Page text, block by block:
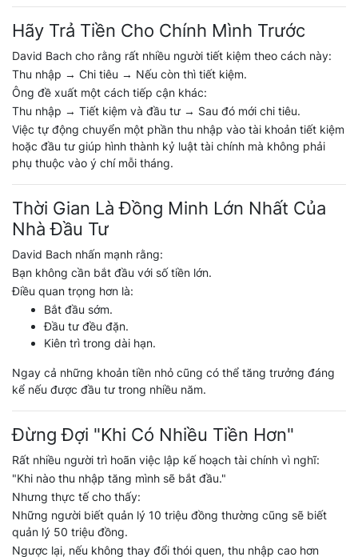
Hãy Trả Tiền Cho Chính Mình Trước
David Bach cho rằng rất nhiều người tiết kiệm theo cách này:
Thu nhập → Chi tiêu → Nếu còn thì tiết kiệm.
Ông đề xuất một cách tiếp cận khác:
Thu nhập → Tiết kiệm và đầu tư → Sau đó mới chi tiêu.
Việc tự động chuyển một phần thu nhập vào tài khoản tiết kiệm
hoặc đầu tư giúp hình thành kỷ luật tài chính mà không phải
phụ thuộc vào ý chí mỗi tháng.
Thời Gian Là Đồng Minh Lớn Nhất Của
Nhà Đầu Tư
David Bach nhấn mạnh rằng:
Bạn không cần bắt đầu với số tiền lớn.
Điều quan trọng hơn là:
Bắt đầu sớm.
Đầu tư đều đặn.
Kiên trì trong dài hạn.
Ngay cả những khoản tiền nhỏ cũng có thể tăng trưởng đáng
kể nếu được đầu tư trong nhiều năm.
Đừng Đợi "Khi Có Nhiều Tiền Hơn"
Rất nhiều người trì hoãn việc lập kế hoạch tài chính vì nghĩ:
"Khi nào thu nhập tăng mình sẽ bắt đầu."
Nhưng thực tế cho thấy:
Những người biết quản lý 10 triệu đồng thường cũng sẽ biết
quản lý 50 triệu đồng.
Ngược lại, nếu không thay đổi thói quen, thu nhập cao hơn